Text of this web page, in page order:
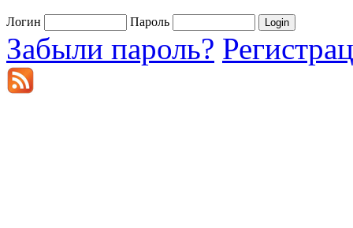
Логин Пароль
Забыли пароль?